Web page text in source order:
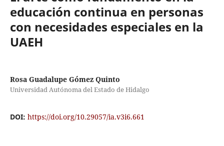
educación continua en personas
con necesidades especiales en la
UAEH
Rosa Guadalupe Gómez Quinto
Universidad Autónoma del Estado de Hidalgo
DOI: https://doi.org/10.29057/ia.v3i6.661